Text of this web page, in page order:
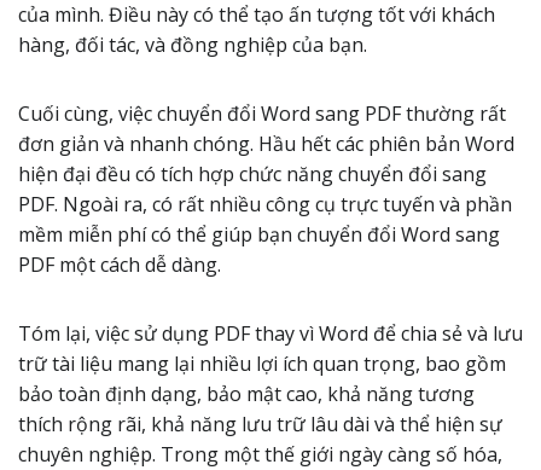
của mình. Điều này có thể tạo ấn tượng tốt với khách
hàng, đối tác, và đồng nghiệp của bạn.
Cuối cùng, việc chuyển đổi Word sang PDF thường rất
đơn giản và nhanh chóng. Hầu hết các phiên bản Word
hiện đại đều có tích hợp chức năng chuyển đổi sang
PDF. Ngoài ra, có rất nhiều công cụ trực tuyến và phần
mềm miễn phí có thể giúp bạn chuyển đổi Word sang
PDF một cách dễ dàng.
Tóm lại, việc sử dụng PDF thay vì Word để chia sẻ và lưu
trữ tài liệu mang lại nhiều lợi ích quan trọng, bao gồm
bảo toàn định dạng, bảo mật cao, khả năng tương
thích rộng rãi, khả năng lưu trữ lâu dài và thể hiện sự
chuyên nghiệp. Trong một thế giới ngày càng số hóa,